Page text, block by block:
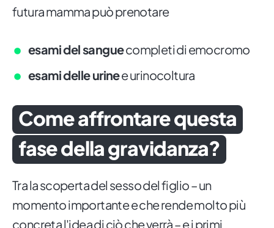
futura mamma può prenotare
esami del sanguecompleti di emocromo
esami delle urinee urinocoltura
Come affrontare questa
fase della gravidanza?
Tra la scoperta del sesso del figlio – un
momento importante e che rende molto più
concreta l'idea di ciò che verrà – e i primi